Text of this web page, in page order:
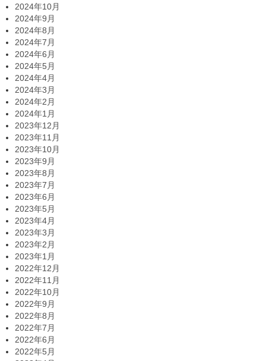
2024年10月
2024年9月
2024年8月
2024年7月
2024年6月
2024年5月
2024年4月
2024年3月
2024年2月
2024年1月
2023年12月
2023年11月
2023年10月
2023年9月
2023年8月
2023年7月
2023年6月
2023年5月
2023年4月
2023年3月
2023年2月
2023年1月
2022年12月
2022年11月
2022年10月
2022年9月
2022年8月
2022年7月
2022年6月
2022年5月